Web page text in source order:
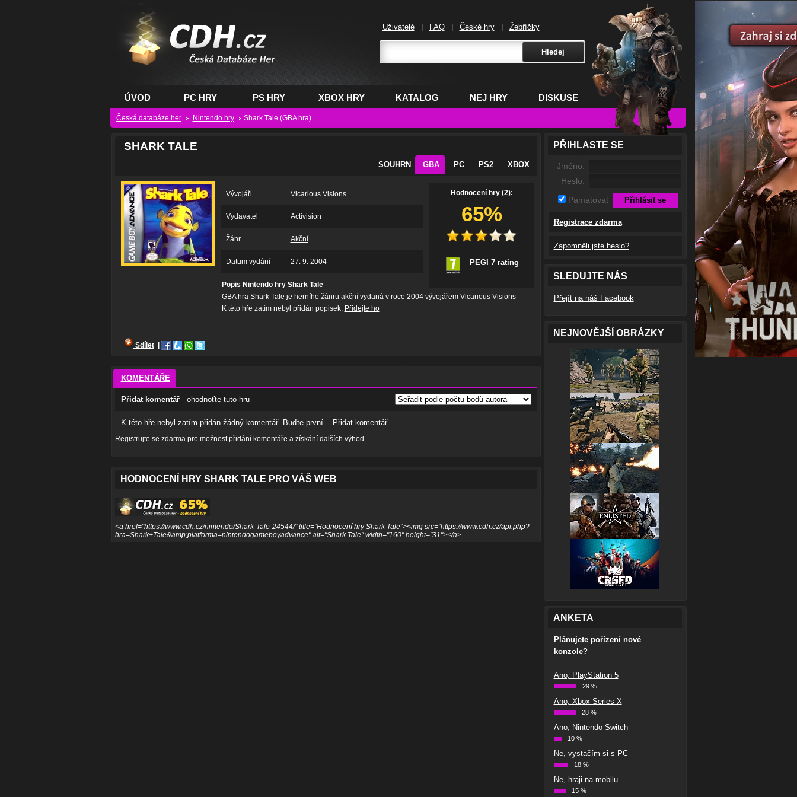
CDH.cz - hry na PC,
PS, XBOX - Česká
databáze her
Uživatelé FAQ České hry Žebříčky
ÚVOD PC HRY PS HRY XBOX HRY KATALOG NEJ HRY DISKUSE
Česká databáze her Nintendo hry Shark Tale (GBA hra)
SHARK TALE
SOUHRN GBA PC PS2 XBOX
Vývojáři Vicarious Visions
Vydavatel Activision
Žánr Akční
Datum vydání 27. 9. 2004
Hodnocení hry (2):
65%
PEGI 7 rating
Popis Nintendo hry Shark Tale
GBA hra Shark Tale je herního žánru akční vydaná v roce 2004 vývojářem Vicarious Visions
K této hře zatím nebyl přidán popisek. Přidejte ho
Sdílet
KOMENTÁŘE
Přidat komentář- ohodnoťte tuto hru
K této hře nebyl zatím přidán žádný komentář. Buďte první... Přidat komentář
Registrujte se zdarma pro možnost přidání komentáře a získání dalších výhod.
HODNOCENÍ HRY SHARK TALE PRO VÁŠ WEB
<a href="https://www.cdh.cz/nintendo/Shark-Tale-24544/" title="Hodnocení hry Shark Tale"><img src="https://www.cdh.cz/api.php?
hra=Shark+Tale&amp;platforma=nintendogameboyadvance" alt="Shark Tale" width="160" height="31"></a>
PŘIHLASTE SE
Jméno:
Heslo:
Pamatovat
Registrace zdarma
Zapomněli jste heslo?
SLEDUJTE NÁS
Přejít na náš Facebook
NEJNOVĚJŠÍ OBRÁZKY
ANKETA
Plánujete pořízení nové
konzole?
Ano, PlayStation 5
29 %
Ano, Xbox Series X
28 %
Ano, Nintendo Switch
10 %
Ne, vystačím si s PC
18 %
Ne, hraji na mobilu
15 %